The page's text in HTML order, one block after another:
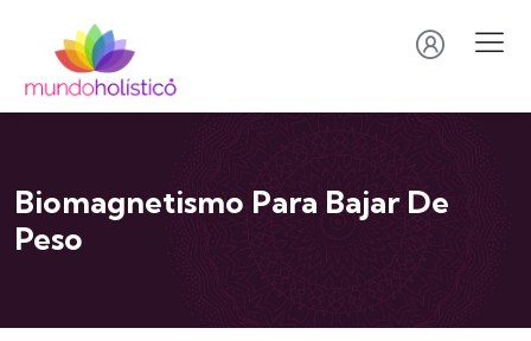
Biomagnetismo Para Bajar De
Peso